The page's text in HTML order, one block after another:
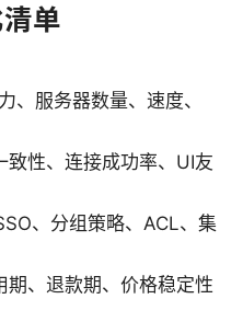
单
、服务器数量、速度、
致性、连接成功率、UI友
、分组策略、ACL、集
期、退款期、价格稳定性